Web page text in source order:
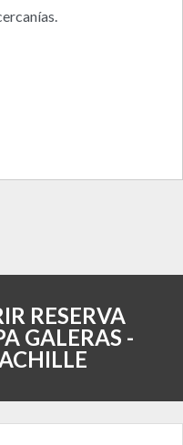
RESERVA
GALERAS -